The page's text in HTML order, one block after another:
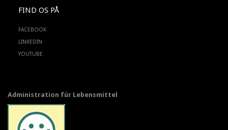
FIND OS PÅ
FACEBOOK
LINKEDIN
YOUTUBE
Administration für Lebensmittel